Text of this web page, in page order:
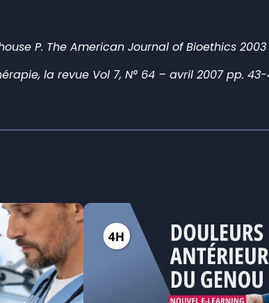
P. The American Journal of Bioethics 2003
la revue Vol 7, N° 64 – avril 2007 pp.